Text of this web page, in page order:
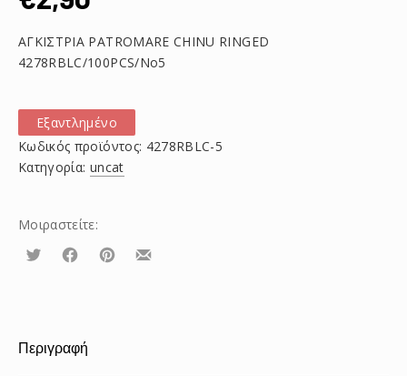
ΑΓΚΙΣΤΡΙΑ PATROMARE CHINU RINGED
4278RBLC/100PCS/No5
Εξαντλημένο
Κωδικός προϊόντος: 4278RBLC-5
Κατηγορία: uncat
Μοιραστείτε:
Τουίτα ΜοιραστείτεΜοιραστείτεΜοιραστείτε
Περιγραφή